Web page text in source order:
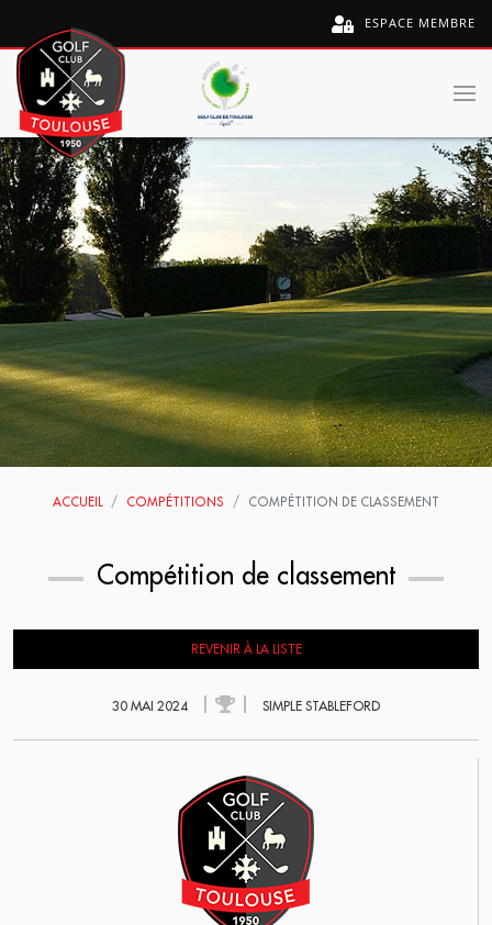
ESPACE MEMBRE
ACCUEIL COMPÉTITIONS COMPÉTITION DE CLASSEMENT
Compétition de classement
REVENIR À LA LISTE
30 MAI 2024 SIMPLE STABLEFORD